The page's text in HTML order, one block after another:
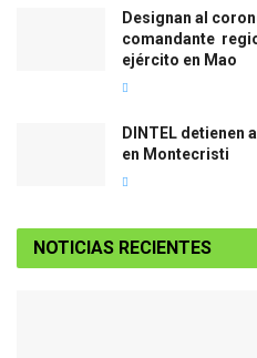
Designan al
comandante
ejército en Mao
DINTEL detienen
en Montecristi
NOTICIAS RECIENTES